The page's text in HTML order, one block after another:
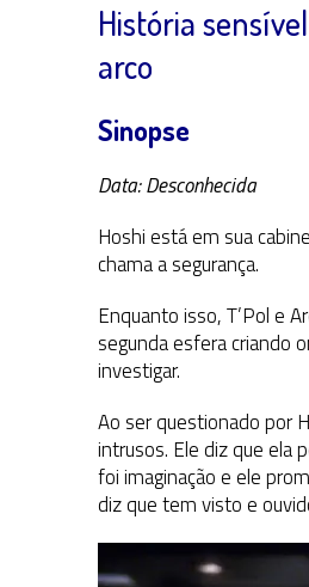
História
arco
Sinopse
Data: Desconhecida
Hoshi está em sua
chama a segurança.
Enquanto isso, T’Pol e
segunda esfera criando
investigar.
Ao ser questionado por
intrusos. Ele diz que ela
foi imaginação e ele
diz que tem visto e